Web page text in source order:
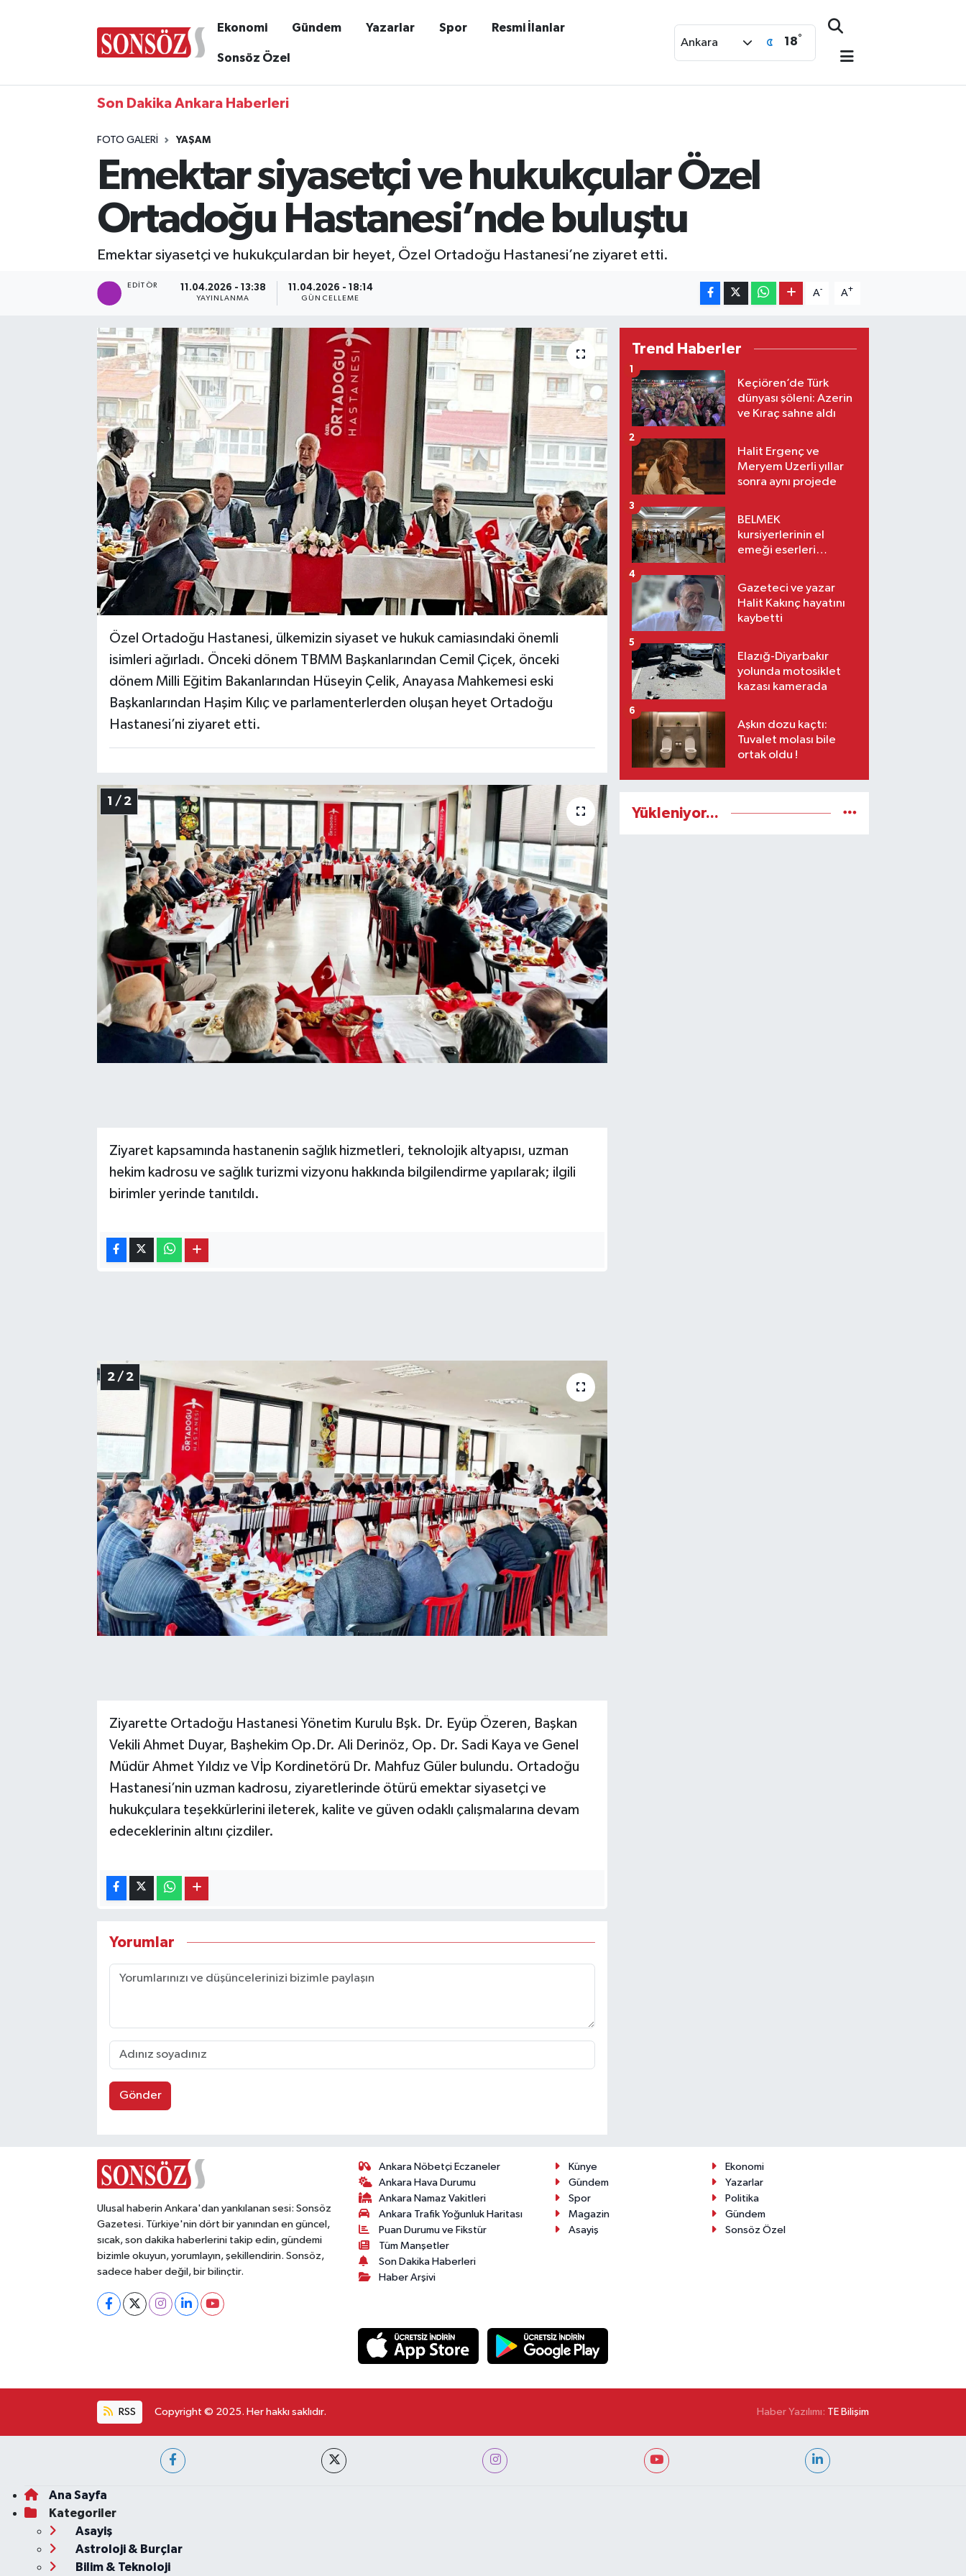
Ekonomi Gündem Yazarlar Spor Resmi İlanlar
Sonsöz Özel
Ankara 18°
Son Dakika Ankara Haberleri
FOTO GALERI YAŞAM
Emektar siyasetçi ve hukukçular Özel
Ortadoğu Hastanesi’nde buluştu
Emektar siyasetçi ve hukukçulardan bir heyet, Özel Ortadoğu Hastanesi’ne ziyaret etti.
EDITÖR 11.04.2026 - 13:38
YAYINLANMA
11.04.2026 - 18:14
GÜNCELLEME
A- A+
Özel Ortadoğu Hastanesi, ülkemizin siyaset ve hukuk camiasındaki önemli
isimleri ağırladı. Önceki dönem TBMM Başkanlarından Cemil Çiçek, önceki
dönem Milli Eğitim Bakanlarından Hüseyin Çelik, Anayasa Mahkemesi eski
Başkanlarından Haşim Kılıç ve parlamenterlerden oluşan heyet Ortadoğu
Hastanesi’ni ziyaret etti.
1 / 2
Ziyaret kapsamında hastanenin sağlık hizmetleri, teknolojik altyapısı, uzman
hekim kadrosu ve sağlık turizmi vizyonu hakkında bilgilendirme yapılarak; ilgili
birimler yerinde tanıtıldı.
2 / 2
Ziyarette Ortadoğu Hastanesi Yönetim Kurulu Bşk. Dr. Eyüp Özeren, Başkan
Vekili Ahmet Duyar, Başhekim Op.Dr. Ali Derinöz, Op. Dr. Sadi Kaya ve Genel
Müdür Ahmet Yıldız ve Vİp Kordinetörü Dr. Mahfuz Güler bulundu. Ortadoğu
Hastanesi’nin uzman kadrosu, ziyaretlerinde ötürü emektar siyasetçi ve
hukukçulara teşekkürlerini ileterek, kalite ve güven odaklı çalışmalarına devam
edeceklerinin altını çizdiler.
Yorumlar
Gönder
Trend Haberler
Keçiören’de Türk
dünyası şöleni: Azerin
ve Kıraç sahne aldı
1
Halit Ergenç ve
Meryem Uzerli yıllar
sonra aynı projede
2
BELMEK
kursiyerlerinin el
emeği eserleri
3
Gazeteci ve yazar
Halit Kakınç hayatını
kaybetti
4
Elazığ-Diyarbakır
yolunda motosiklet
kazası kamerada
5
Aşkın dozu kaçtı:
Tuvalet molası bile
ortak oldu !
6
Yükleniyor...
Ulusal haberin Ankara'dan yankılanan sesi: Sonsöz
Gazetesi. Türkiye'nin dört bir yanından en güncel,
sıcak, son dakika haberlerini takip edin, gündemi
bizimle okuyun, yorumlayın, şekillendirin. Sonsöz,
sadece haber değil, bir bilinçtir.
Ankara Nöbetçi Eczaneler
Ankara Hava Durumu
Ankara Namaz Vakitleri
Ankara Trafik Yoğunluk Haritası
Puan Durumu ve Fikstür
Tüm Manşetler
Son Dakika Haberleri
Haber Arşivi
Künye
Ekonomi
Gündem
Yazarlar
Spor
Politika
Magazin
Gündem
Asayiş
Sonsöz Özel
RSS Copyright © 2025. Her hakkı saklıdır. Haber Yazılımı: TE Bilişim
Ana Sayfa
Kategoriler
Asayiş
Astroloji & Burçlar
Bilim & Teknoloji